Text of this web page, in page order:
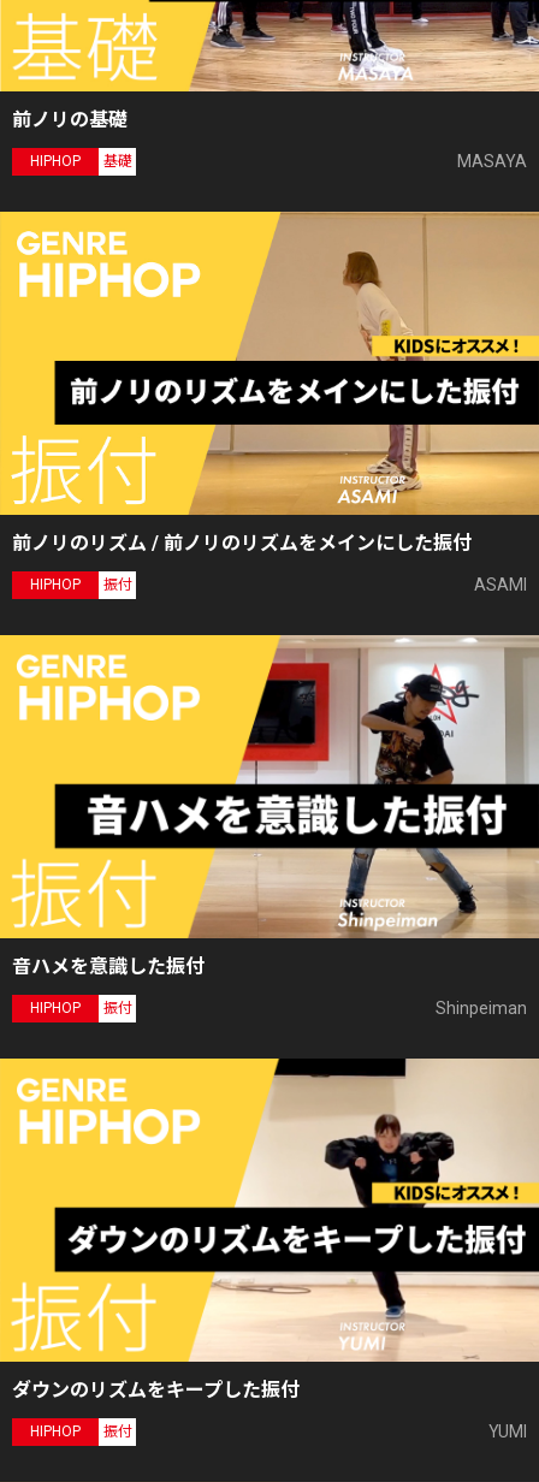
前ノリの基礎
HIPHOP 基礎 MASAYA
前ノリのリズム / 前ノリのリズムをメインにした振付
HIPHOP 振付 ASAMI
音ハメを意識した振付
HIPHOP 振付 Shinpeiman
ダウンのリズムをキープした振付
HIPHOP 振付 YUMI